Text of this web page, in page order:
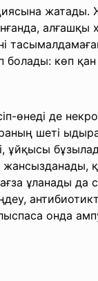
жатады.
алғашқы
көп
өнеді де
шеті
ұйқысы
ағза ұланады
онда